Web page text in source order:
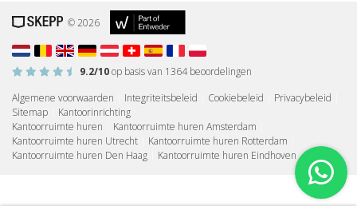
© 2026
9.2/10op basis van 1364beoordelingen
Algemene voorwaarden
Integriteitsbeleid Cookiebeleid Privacybeleid
Sitemap
Kantoorinrichting
Kantoorruimte huren
Kantoorruimte huren Amsterdam
Kantoorruimte huren Utrecht
Kantoorruimte huren Rotterdam
Kantoorruimte huren Den Haag
Kantoorruimte huren Eindhoven